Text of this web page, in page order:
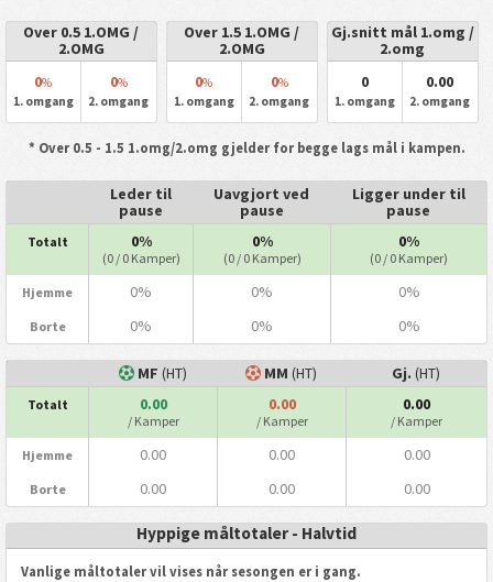
Over 0.5 1.OMG /
2.OMG
0%
1. omgang
0%
2. omgang
Over 1.5 1.OMG /
2.OMG
0%
1. omgang
0%
2. omgang
Gj.snitt mål 1.omg /
2.omg
0
1. omgang
0.00
2. omgang
* Over 0.5 - 1.5 1.omg/2.omg gjelder for begge lags mål i kampen.
Leder til
pause
Uavgjort ved
pause
Ligger under til
pause
Totalt 0%
(0 / 0 Kamper)
0%
(0 / 0 Kamper)
0%
(0 / 0 Kamper)
Hjemme 0% 0% 0%
Borte 0% 0% 0%
MF (HT) MM (HT) Gj. (HT)
Totalt 0.00
/ Kamper
0.00
/ Kamper
0.00
/ Kamper
Hjemme 0.00 0.00 0.00
Borte 0.00 0.00 0.00
Hyppige måltotaler - Halvtid
Vanlige måltotaler vil vises når sesongen er i gang.